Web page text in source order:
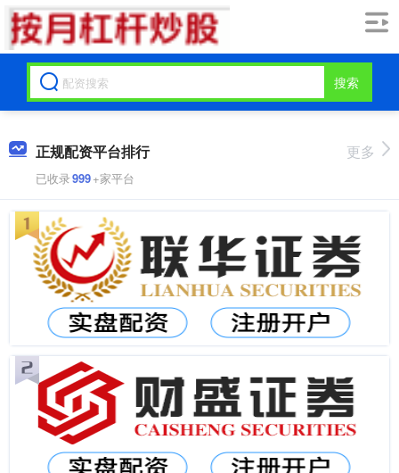
搜索
正规配资平台排行
已收录999+家平台
更多